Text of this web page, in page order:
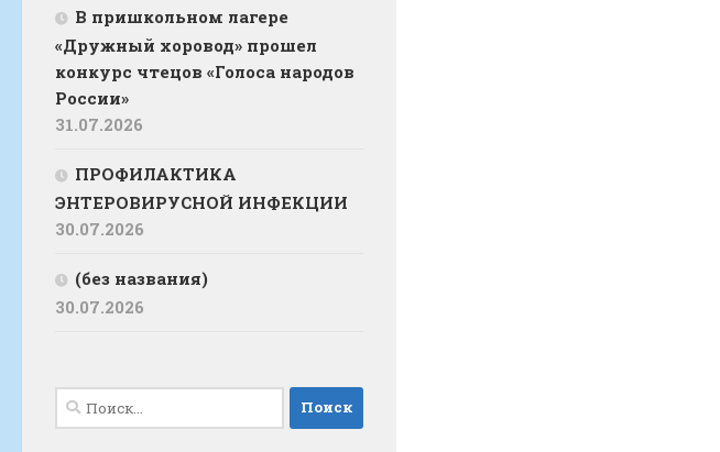
В пришкольном лагере
«Дружный хоровод» прошел
конкурс чтецов «Голоса народов
России»
31.07.2026
ПРОФИЛАКТИКА
ЭНТЕРОВИРУСНОЙ ИНФЕКЦИИ
30.07.2026
(без названия)
30.07.2026
Найти: